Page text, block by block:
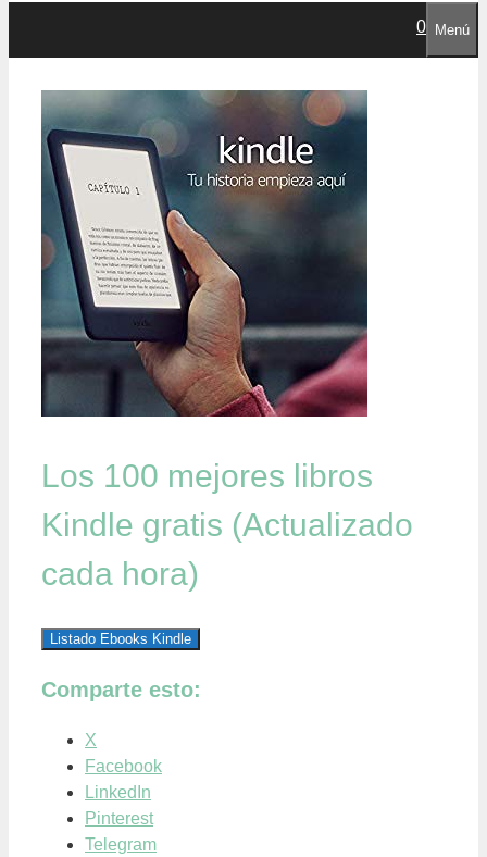
0 Menú
Los 100 mejores libros
Kindle gratis (Actualizado
cada hora)
Listado Ebooks Kindle
Comparte esto:
X
Facebook
LinkedIn
Pinterest
Telegram